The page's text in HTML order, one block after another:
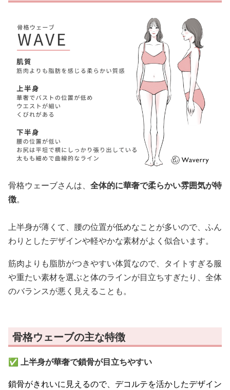
骨格ウェーブさんは、 全体的に華奢で柔らかい雰囲気が特
徴。
上半身が薄くて、腰の位置が低めなことが多いので、ふん
わりとしたデザインや軽やかな素材がよく似合います。
筋肉よりも脂肪がつきやすい体質なので、タイトすぎる服
や重たい素材を選ぶと体のラインが目立ちすぎたり、全体
のバランスが悪く見えることも。
骨格ウェーブの主な特徴
✅ 上半身が華奢で鎖骨が目立ちやすい
鎖骨がきれいに見えるので、デコルテを活かしたデザイン